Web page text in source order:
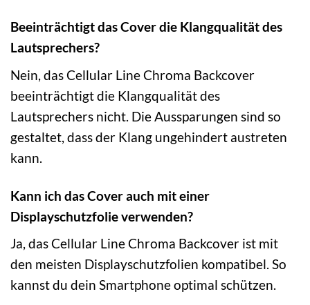
Beeinträchtigt das Cover die Klangqualität des
Lautsprechers?
Nein, das Cellular Line Chroma Backcover
beeinträchtigt die Klangqualität des
Lautsprechers nicht. Die Aussparungen sind so
gestaltet, dass der Klang ungehindert austreten
kann.
Kann ich das Cover auch mit einer
Displayschutzfolie verwenden?
Ja, das Cellular Line Chroma Backcover ist mit
den meisten Displayschutzfolien kompatibel. So
kannst du dein Smartphone optimal schützen.